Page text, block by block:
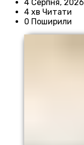
4 Серпня, 2026
4 хв Читати
0 Поширили